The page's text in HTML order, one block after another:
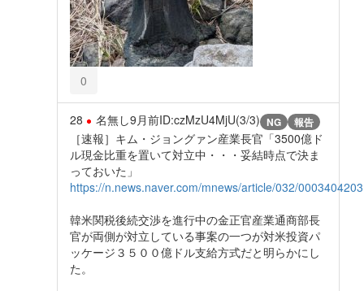
0
28 名無し9月前ID:czMzU4MjU(3/3) NG 報告
［速報］キム・ジョングァン産業長官「3500億ド
ル現金比重を置いて対立中・・・妥結時点で決ま
っておいた」
https://n.news.naver.com/mnews/article/032/0003404203
韓米関税後続交渉を進行中の金正官産業通商部長
官が両側が対立している事案の一つが対米投資パ
ッケージ３５００億ドル支給方式だと明らかにし
た。